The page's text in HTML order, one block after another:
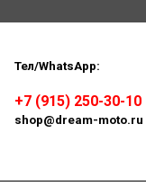
Тел/WhatsApp:
+7 (915) 250-30-10
shop@dream-moto.ru